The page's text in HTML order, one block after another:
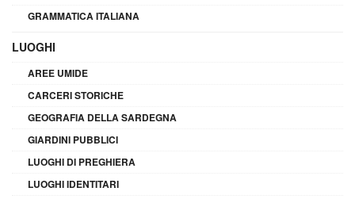
GRAMMATICA ITALIANA
LUOGHI
AREE UMIDE
CARCERI STORICHE
GEOGRAFIA DELLA SARDEGNA
GIARDINI PUBBLICI
LUOGHI DI PREGHIERA
LUOGHI IDENTITARI